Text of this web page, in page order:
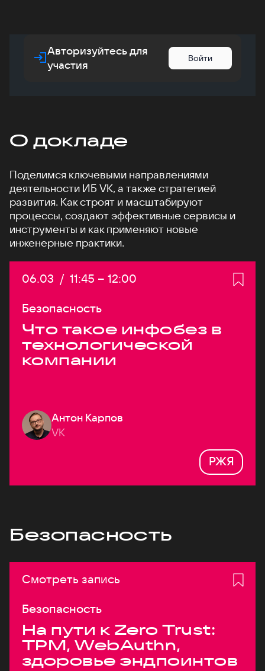
Авторизуйтесь для
участия
Войти
О докладе
Поделимся ключевыми направлениями
деятельности ИБ VK, а также стратегией
развития. Как строят и масштабируют
процессы, создают эффективные сервисы и
инструменты и как применяют новые
инженерные практики.
Дата:
06.03 / Начало:
11:45 – Конец:
12:00
Безопасность
Что такое инфобез в
технологической
компании
Антон Карпов
VK
РЖЯ
Безопасность
Смотреть запись
Безопасность
На пути к Zero Trust:
TPM, WebAuthn,
здоровье эндпоинтов